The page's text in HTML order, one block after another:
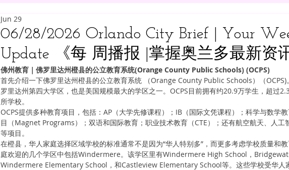
06/28/2026 Orlando City Brief | Your
Update 《每 周播报 |掌握奥兰多最新资
Jun 29
佛州教育｜佛罗里达州橙县的公立教育系统(Orange County Public Schools) (OCPS)
首先介绍一下佛罗里达州橙县的公立教育系统 （Orange County Public Schools）（
罗里达州第四大学区，也是美国规模最大的学区之一。OCPS目前拥有约20.9万学生，超过
所学校。
OCPS提供多种教育项目，包括：AP（大学先修课程）；IB（国际文凭课程）；科学与数学
目（Magnet Programs）；双语和国际教育；职业技术教育（CTE）；还有航空航天、人工
等项目。
在橙县，华人家庭选择区域学校的标准通常不是因为“华人特别多”，而更多考虑学校质量和
庭欢迎的几个学区中包括Windermere。该学区里有Windermere High School，
Windermere Elementary School，和Castleview Elementary School等。这些学校受华人